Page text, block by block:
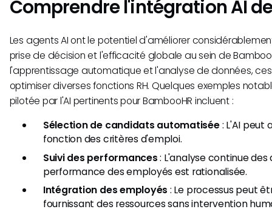
Comprendre l'intégration AI
Les agents AI ont le potentiel d'améliorer
prise de décision et l'efficacité globale au sein de
l'apprentissage automatique et l'analyse de données,
optimiser diverses fonctions RH. Quelques exemples
pilotée par l'AI pertinents pour BambooHR incluent :
Sélection de candidats automatisée: L'AI peut
fonction des critères d'emploi.
Suivi des performances: L'analyse continue des
performance des employés est rationalisée.
Intégration des employés : Le processus peut
fournissant des ressources sans intervention